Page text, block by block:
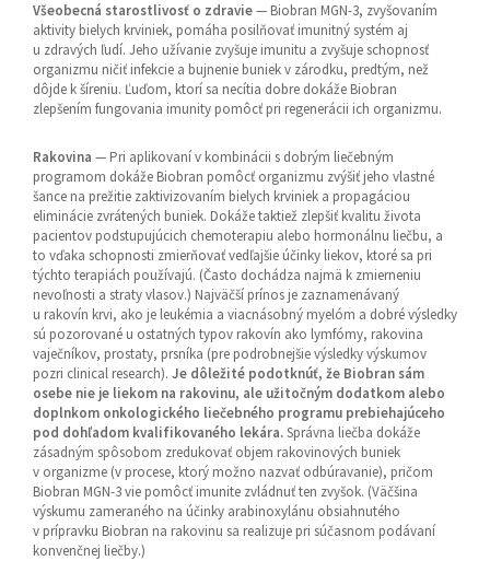
Všeobecná starostlivosť o zdravie— Biobran MGN-3, zvyšovaním
aktivity bielych krviniek, pomáha posilňovať imunitný systém aj
u zdravých ľudí. Jeho užívanie zvyšuje imunitu a zvyšuje schopnosť
organizmu ničiť infekcie a bujnenie buniek v zárodku, predtým, než
dôjde k šíreniu. Ľuďom, ktorí sa necítia dobre dokáže Biobran
zlepšením fungovania imunity pomôcť pri regenerácii ich organizmu.
Rakovina — Pri aplikovaní v kombinácii s dobrým liečebným
programom dokáže Biobran pomôcť organizmu zvýšiť jeho vlastné
šance na prežitie zaktivizovaním bielych krviniek a propagáciou
eliminácie zvrátených buniek. Dokáže taktiež zlepšiť kvalitu života
pacientov podstupujúcich chemoterapiu alebo hormonálnu liečbu, a
to vďaka schopnosti zmierňovať vedľajšie účinky liekov, ktoré sa pri
týchto terapiách používajú. (Často dochádza najmä k zmierneniu
nevoľnosti a straty vlasov.) Najväčší prínos je zaznamenávaný
u rakovín krvi, ako je leukémia a viacnásobný myelóm a dobré výsledky
sú pozorované u ostatných typov rakovín ako lymfómy, rakovina
vaječníkov, prostaty, prsníka (pre podrobnejšie výsledky výskumov
pozri clinical research). Je dôležité podotknúť, že Biobran sám
osebe nie je liekom na rakovinu, ale užitočným dodatkom alebo
doplnkom onkologického liečebného programu prebiehajúceho
pod dohľadom kvalifikovaného lekára.Správna liečba dokáže
zásadným spôsobom zredukovať objem rakovinových buniek
v organizme (v procese, ktorý možno nazvať odbúravanie), pričom
Biobran MGN-3 vie pomôcť imunite zvládnuť ten zvyšok. (Väčšina
výskumu zameraného na účinky arabinoxylánu obsiahnutého
v prípravku Biobran na rakovinu sa realizuje pri súčasnom podávaní
konvenčnej liečby.)